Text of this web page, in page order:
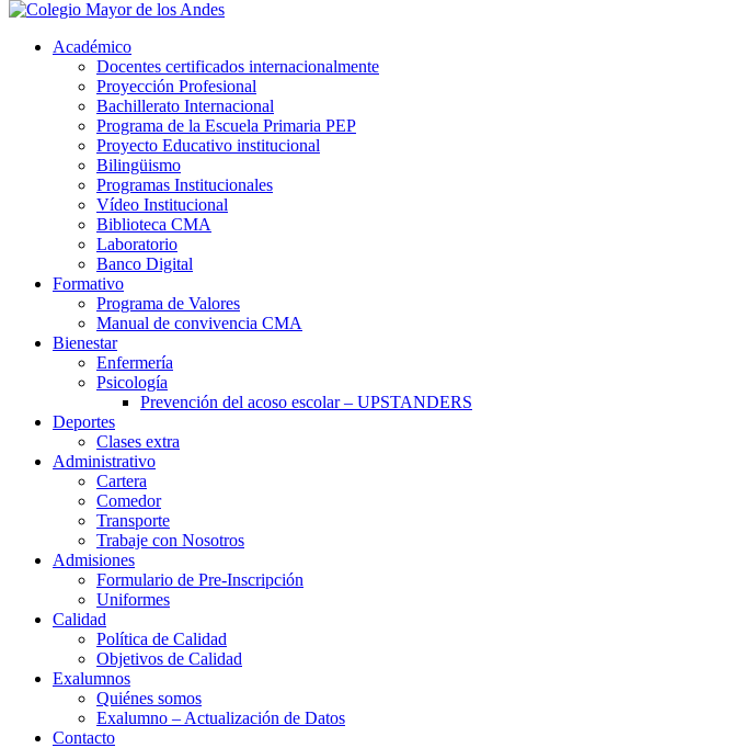
Académico
Docentes certificados internacionalmente
Proyección Profesional
Bachillerato Internacional
Programa de la Escuela Primaria PEP
Proyecto Educativo institucional
Bilingüismo
Programas Institucionales
Vídeo Institucional
Biblioteca CMA
Laboratorio
Banco Digital
Formativo
Programa de Valores
Manual de convivencia CMA
Bienestar
Enfermería
Psicología
Prevención del acoso escolar – UPSTANDERS
Deportes
Clases extra
Administrativo
Cartera
Comedor
Transporte
Trabaje con Nosotros
Admisiones
Formulario de Pre-Inscripción
Uniformes
Calidad
Política de Calidad
Objetivos de Calidad
Exalumnos
Quiénes somos
Exalumno – Actualización de Datos
Contacto